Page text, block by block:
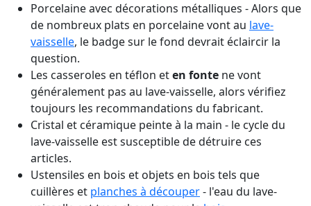
Porcelaine avec décorations métalliques - Alors que
de nombreux plats en porcelaine vont au lave-
vaisselle, le badge sur le fond devrait éclaircir la
question.
Les casseroles en téflon eten fonte ne vont
généralement pas au lave-vaisselle, alors vérifiez
toujours les recommandations du fabricant.
Cristal et céramique peinte à la main - le cycle du
lave-vaisselle est susceptible de détruire ces
articles.
Ustensiles en bois et objets en bois tels que
cuillères et planches à découper- l'eau du lave-